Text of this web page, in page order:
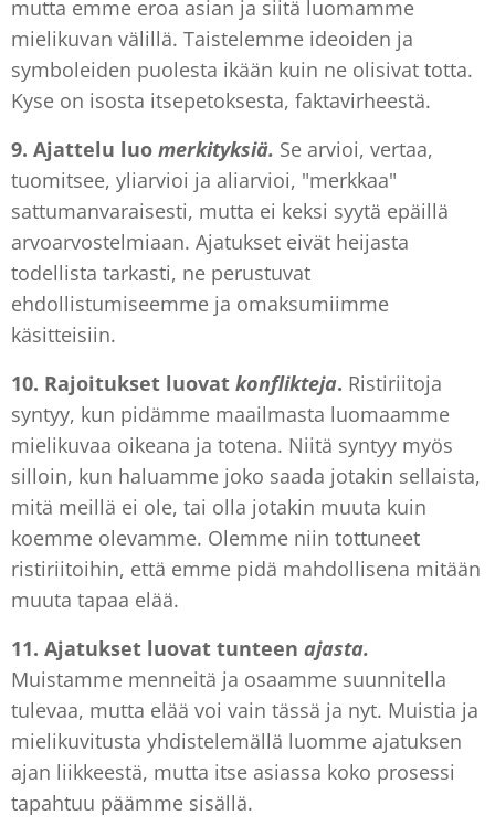
mutta emme eroa asian ja siitä luomamme
mielikuvan välillä. Taistelemme ideoiden ja
symboleiden puolesta ikään kuin ne olisivat totta.
Kyse on isosta itsepetoksesta, faktavirheestä.
9. Ajattelu luo merkityksiä. Se arvioi, vertaa,
tuomitsee, yliarvioi ja aliarvioi, "merkkaa"
sattumanvaraisesti, mutta ei keksi syytä epäillä
arvoarvostelmiaan. Ajatukset eivät heijasta
todellista tarkasti, ne perustuvat
ehdollistumiseemme ja omaksumiimme
käsitteisiin.
10. Rajoitukset luovat konflikteja. Ristiriitoja
syntyy, kun pidämme maailmasta luomaamme
mielikuvaa oikeana ja totena. Niitä syntyy myös
silloin, kun haluamme joko saada jotakin sellaista,
mitä meillä ei ole, tai olla jotakin muuta kuin
koemme olevamme. Olemme niin tottuneet
ristiriitoihin, että emme pidä mahdollisena mitään
muuta tapaa elää.
11. Ajatukset luovat tunteen ajasta.
Muistamme menneitä ja osaamme suunnitella
tulevaa, mutta elää voi vain tässä ja nyt. Muistia ja
mielikuvitusta yhdistelemällä luomme ajatuksen
ajan liikkeestä, mutta itse asiassa koko prosessi
tapahtuu päämme sisällä.